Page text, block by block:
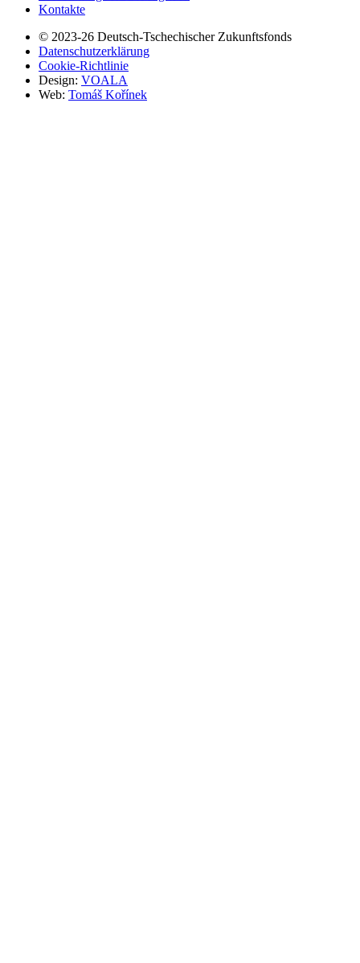
Kontakte
© 2023-26 Deutsch-Tschechischer Zukunftsfonds
Datenschutzerklärung
Cookie-Richtlinie
Design: VOALA
Web: Tomáš Kořínek